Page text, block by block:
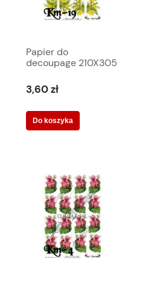
Papier do
decoupage 210X305
1901
3,60 zł
Do koszyka